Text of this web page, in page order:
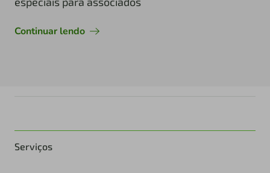
Continuar lendo
Serviços